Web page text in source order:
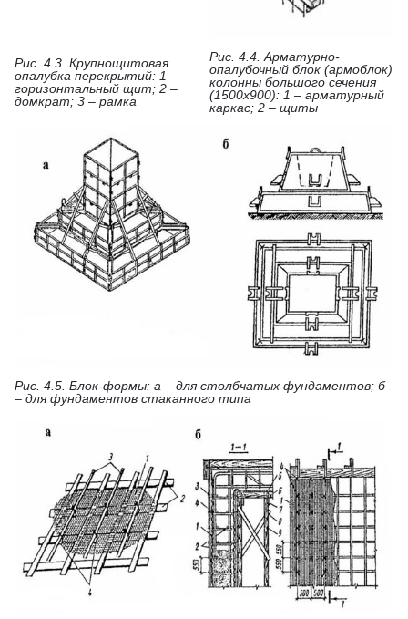
Рис. 4.3. Крупнощитовая
опалубка перекрытий: 1 –
горизонтальный щит; 2 –
домкрат; 3 – рамка
Рис. 4.4. Арматурно-
опалубочный блок (армоблок)
колонны большого сечения
(1500x900): 1 – арматурный
каркас; 2 – щиты
Рис. 4.5. Блок-формы: а – для столбчатых фундаментов; б
– для фундаментов стаканного типа